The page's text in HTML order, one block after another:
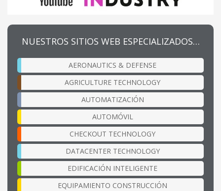
NUESTROS SITIOS WEB ESPECIALIZADOS…
AERONAUTICS & DEFENSE
AGRICULTURE TECHNOLOGY
AUTOMATIZACIÓN
AUTOMÓVIL
CHECKOUT TECHNOLOGY
DATACENTER TECHNOLOGY
EDIFICACIÓN INTELIGENTE
EQUIPAMIENTO CONSTRUCCIÓN